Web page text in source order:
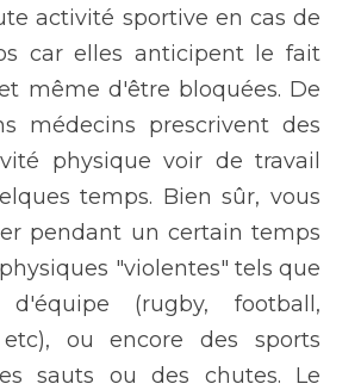
activité sportive en cas de
car elles anticipent le fait
même d'être bloquées. De
médecins prescrivent des
physique voir de travail
temps. Bien sûr, vous
pendant un certain temps
"violentes" tels que
(rugby, football,
ou encore des sports
sauts ou des chutes. Le